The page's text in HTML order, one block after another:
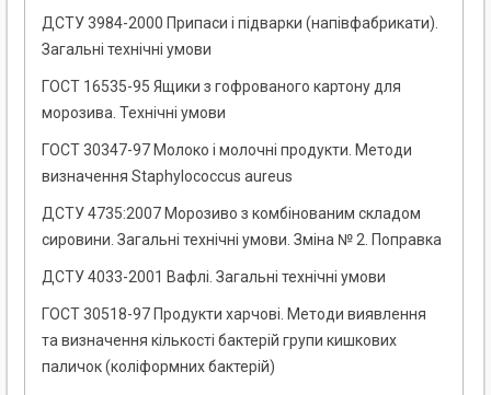
ДСТУ 3984-2000 Припаси і підварки (напівфабрикати).
Загальні технічні умови
ГОСТ 16535-95 Ящики з гофрованого картону для
морозива. Технічні умови
ГОСТ 30347-97 Молоко і молочні продукти. Методи
визначення Staphylococcus aureus
ДСТУ 4735:2007 Морозиво з комбінованим складом
сировини. Загальні технічні умови. Зміна № 2. Поправка
ДСТУ 4033-2001 Вафлі. Загальні технічні умови
ГОСТ 30518-97 Продукти харчові. Методи виявлення
та визначення кількості бактерій групи кишкових
паличок (коліформних бактерій)